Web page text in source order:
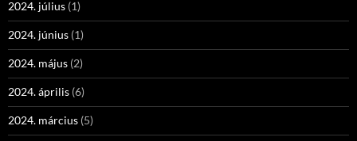
2024. július (1)
2024. június (1)
2024. május (2)
2024. április (6)
2024. március (5)